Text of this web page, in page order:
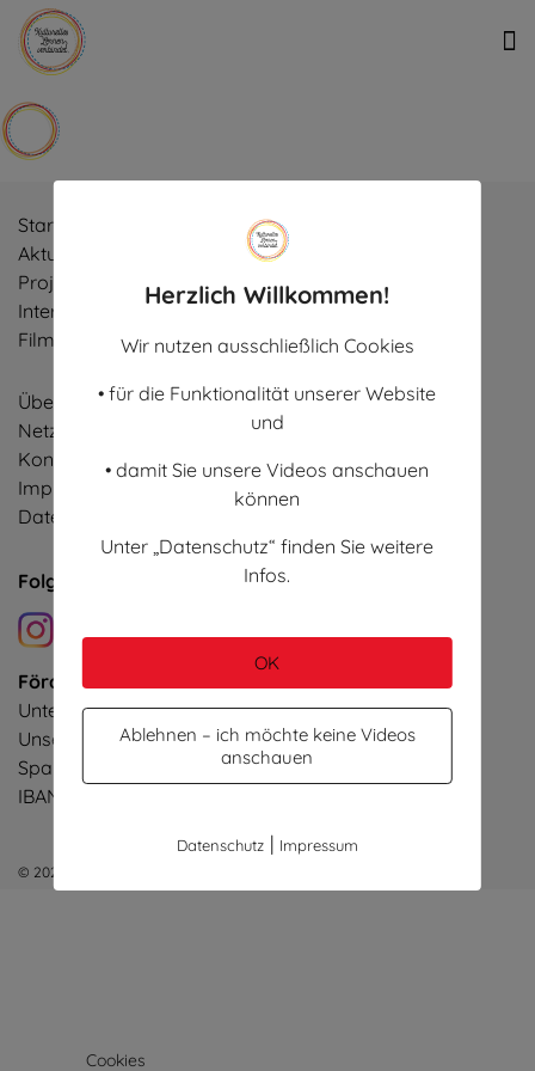
Start
Aktuelles
Projekte
Interviews
Filme
Über
Netzwerk
Kontakt
Impressum
Datenschutz
Folgen Sie uns!
Förderverein zum Kulturellen Lernen e.V.
Unterstützen Sie unser Projekt!
Unser Spendenkonto:
Sparkasse Celle
IBAN DE47 2695 1311 0162 2948 88
© 2023 | Förderverein zum Kulturellen Lernen e.V.
Cookies
Herzlich Willkommen!
Wir nutzen ausschließlich Cookies
• für die Funktionalität unserer Website
und
• damit Sie unsere Videos anschauen
können
Unter „Datenschutz“ finden Sie weitere
Infos.
OK
Ablehnen – ich möchte keine Videos
anschauen
Datenschutz| Impressum